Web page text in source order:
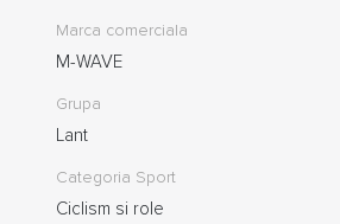
Marca comerciala
M-WAVE
Grupa
Lant
Categoria Sport
Ciclism si role